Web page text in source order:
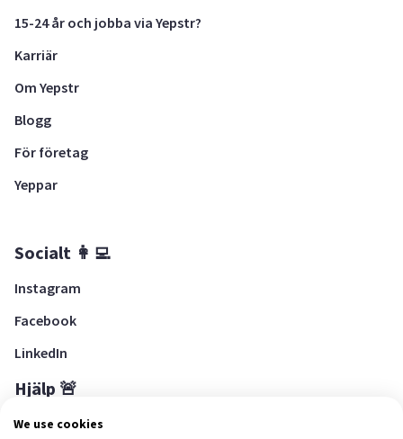
15-24 år och jobba via Yepstr?
Karriär
Om Yepstr
Blogg
För företag
Yeppar
Socialt 👩‍💻
Instagram
Facebook
LinkedIn
Hjälp 🚨
Hjälpcenter
We use cookies